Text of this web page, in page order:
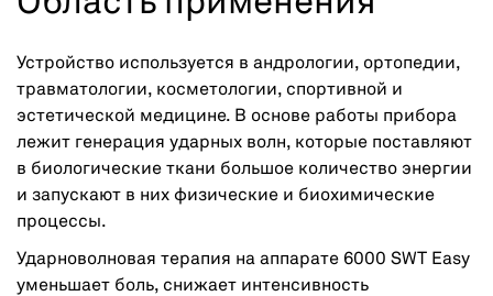
Устройство используется в андрологии, ортопедии,
травматологии, косметологии, спортивной и
эстетической медицине. В основе работы прибора
лежит генерация ударных волн, которые поставляют
в биологические ткани большое количество энергии
и запускают в них физические и биохимические
процессы.
Ударноволновая терапия на аппарате 6000 SWT Easy
уменьшает боль, снижает интенсивность